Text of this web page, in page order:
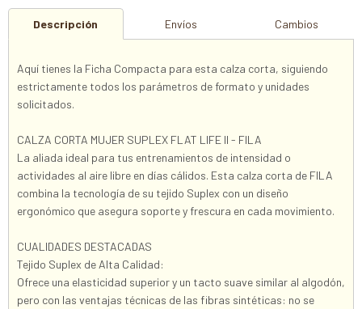
Descripción Envíos Cambios
Aquí tienes la Ficha Compacta para esta calza corta, siguiendo
estrictamente todos los parámetros de formato y unidades
solicitados.
CALZA CORTA MUJER SUPLEX FLAT LIFE II - FILA
La aliada ideal para tus entrenamientos de intensidad o
actividades al aire libre en días cálidos. Esta calza corta de FILA
combina la tecnología de su tejido Suplex con un diseño
ergonómico que asegura soporte y frescura en cada movimiento.
CUALIDADES DESTACADAS
Tejido Suplex de Alta Calidad:
Ofrece una elasticidad superior y un tacto suave similar al algodón,
pero con las ventajas técnicas de las fibras sintéticas: no se